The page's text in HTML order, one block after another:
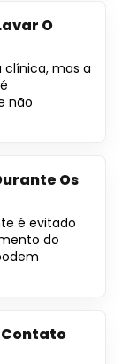
O
clínica, mas a
não
Os
é evitado
do
Contato